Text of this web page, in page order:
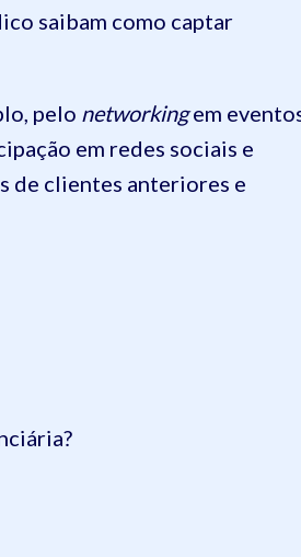
saibam como captar
pelo networkingem
em redes sociais e
de clientes anteriores e